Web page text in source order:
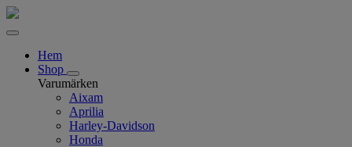
Hem
Shop
Varumärken
Aixam
Aprilia
Harley-Davidson
Honda